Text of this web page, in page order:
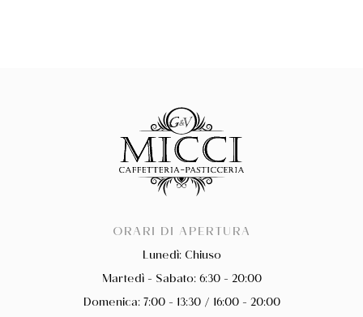
ORARI DI APERTURA
Lunedì: Chiuso
Martedì - Sabato: 6:30 - 20:00
Domenica: 7:00 - 13:30 / 16:00 - 20:00